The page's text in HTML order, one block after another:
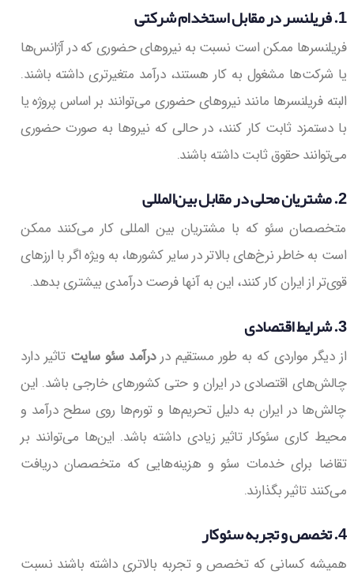
1. فریلنسر در مقابل استخدام شرکتی
فریلنسرها ممکن است نسبت به نیروهای حضوری که در آژانس‌ها
یا شرکت‌ها مشغول به کار هستند، درآمد متغیرتری داشته باشند.
البته فریلنسرها مانند نیروهای حضوری می‌توانند بر اساس پروژه یا
با دستمزد ثابت کار کنند، در حالی که نیروها به صورت حضوری
می‌توانند حقوق ثابت داشته باشند.
2. مشتريان محلی در مقابل بین‌المللی
متخصصان سئو که با مشتریان بین المللی کار می‌کنند ممکن
است به خاطر نرخ‌های بالاتر در سایر کشورها، به ویژه اگر با ارزهای
قوی‌تر از ایران کار کنند، این به آنها فرصت درآمدی بیشتری بدهد.
3. شرایط اقتصادی
از دیگر مواردی که به طور مستقیم دردرآمد سئو سایت تاثیر دارد
چالش‌های اقتصادی در ایران و حتی کشورهای خارجی باشد. این
چالش‌ها در ایران به دلیل تحریم‌ها و تورم‌ها روی سطح درآمد و
محیط کاری سئوکار تاثیر زیادی داشته باشد. این‌ها می‌توانند بر
تقاضا برای خدمات سئو و هزینه‌هایی که متخصصان دریافت
می‌کنند تاثیر بگذارند.
4. تخصص و تجربه سئوکار
همیشه کسانی که تخصص و تجربه بالاتری داشته باشند نسبت